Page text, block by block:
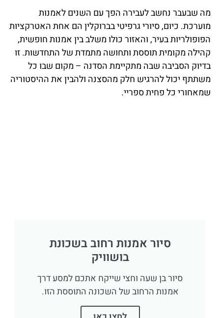
מה שבעבר נחשב לעבירה הפך עם השנים לאמנות
מוערכת. כיום, סיורי גרפיטי בברוקלין הם אחת האטרקציות
הפופולריות בעיר, והאזור כולו משלב בין אמנות חופשית,
קהילה מקומית תוססת ותחושה מתמדת של התחדשות. זו
בדיוק הסביבה שבה מתקיימת הסדנה – מקום שבו כל
משתתף יכול להרגיש חלק מהסצנה ולהבין את ההיסטוריה
שמאחורי כל פחית ספריי.
סיור אמנות רחוב בשכונת
בושוויק
סיור בן שעה וחצי שייקח אתכם למסע דרך
אמנות הרחוב של השכונה התוססת הזו.